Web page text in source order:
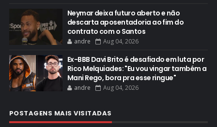
Neymar deixa futuro aberto e não
descarta aposentadoria ao fim do
contrato com o Santos
andre Aug 04, 2026
Ex-BBB Davi Brito é desafiado em luta por
Rico Melquiades: "Eu vou vingar também a
Mani Rego, bora pra esse ringue"
andre Aug 04, 2026
POSTAGENS MAIS VISITADAS